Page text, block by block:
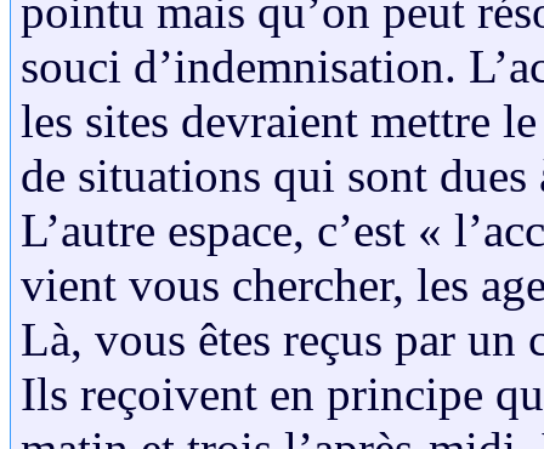
pointu mais qu’on peut
souci d’indemnisation.
les sites devraient mettre
de situations qui sont dues
L’autre espace, c’est «
vient vous chercher, les
Là, vous êtes reçus par
Ils reçoivent en principe